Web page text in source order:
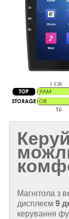
Магнітола з
дисплеєм 9
керування